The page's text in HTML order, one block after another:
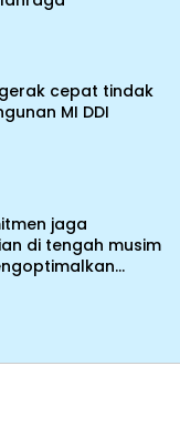
cepat tindak
MI DDI
jaga
di tengah musim
(Irpom)